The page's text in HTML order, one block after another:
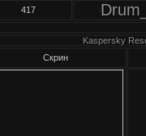
417
Kaspersky
Скрин